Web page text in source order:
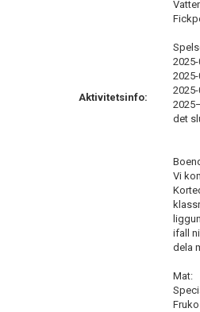
Aktivitetsinfo:
det
Vi
ifall
dela
Mat: